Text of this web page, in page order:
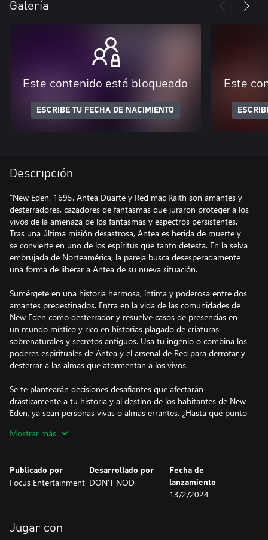
Galería
Este contenido está bloqueado
ESCRIBE TU FECHA DE NACIMIENTO
Este
Descripción
"New Eden, 1695. Antea Duarte y Red mac Raith son amantes y
desterradores, cazadores de fantasmas que juraron proteger a los
vivos de la amenaza de los fantasmas y espectros persistentes.
Tras una última misión desastrosa, Antea es herida de muerte y
se convierte en uno de los espíritus que tanto detesta. En la selva
embrujada de Norteamérica, la pareja busca desesperadamente
una forma de liberar a Antea de su nueva situación.
Sumérgete en una historia hermosa, íntima y poderosa entre dos
amantes predestinados. Entra en la vida de las comunidades de
New Eden como desterrador y resuelve casos de presencias en
un mundo místico y rico en historias plagado de criaturas
sobrenaturales y secretos antiguos. Usa tu ingenio o combina los
poderes espirituales de Antea y el arsenal de Red para derrotar y
desterrar a las almas que atormentan a los vivos.
Se te plantearán decisiones desafiantes que afectarán
drásticamente a tu historia y al destino de los habitantes de New
Eden, ya sean personas vivas o almas errantes. ¿Hasta qué punto
amante, convertida en uno de esos espíritus?
sobrenaturales con magia, armas y poderes espirituales
• Desbloquea equipamiento y habilidades para desatar el poder
mundo místico lleno de historias
• Como es característico del reconocido estudio DON'T NOD,
Mostrar más
Publicado por
Focus Entertainment
Desarrollado por
DON'T NOD
Fecha de
lanzamiento
13/2/2024
Jugar con